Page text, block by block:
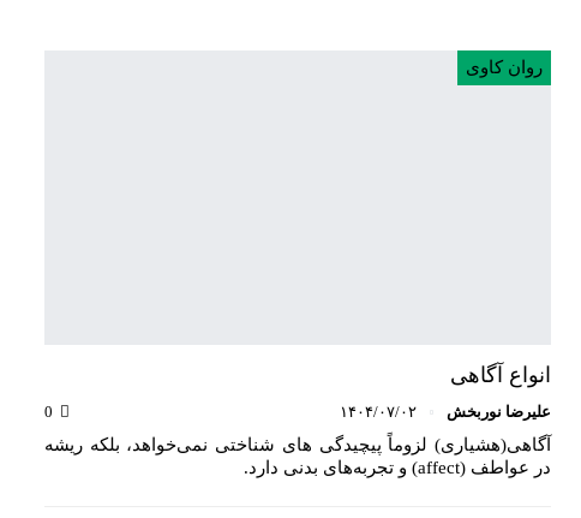
روان کاوی
انواع آگاهی
علیرضا نوربخش ۱۴۰۴/۰۷/۰۲
آگاهی(هشیاری) لزوماً پیچیدگی های شناختی نمی‌خواهد، بلکه ریشه
در عواطف (affect) و تجربه‌های بدنی دارد.